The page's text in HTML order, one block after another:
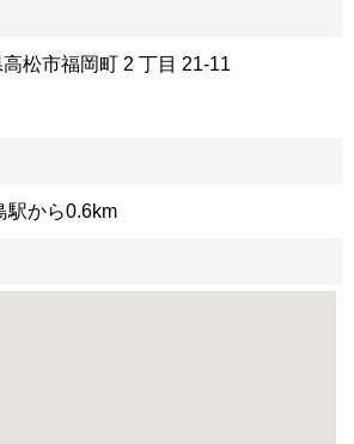
松市福岡町 2 丁目 21-11
から0.6km